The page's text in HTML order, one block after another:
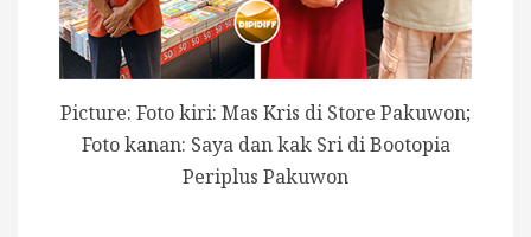
Picture: Foto kiri: Mas Kris di Store Pakuwon;
Foto kanan: Saya dan kak Sri di Bootopia
Periplus Pakuwon